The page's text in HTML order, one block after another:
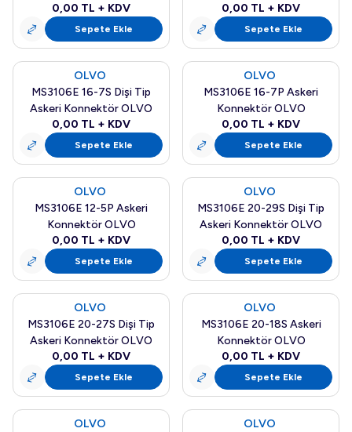
0,00 TL + KDV
Sepete Ekle
0,00 TL + KDV
Sepete Ekle
OLVO
MS3106E 16-7S Dişi Tip
Askeri Konnektör OLVO
0,00 TL + KDV
Sepete Ekle
OLVO
MS3106E 16-7P Askeri
Konnektör OLVO
0,00 TL + KDV
Sepete Ekle
OLVO
MS3106E 12-5P Askeri
Konnektör OLVO
0,00 TL + KDV
Sepete Ekle
OLVO
MS3106E 20-29S Dişi Tip
Askeri Konnektör OLVO
0,00 TL + KDV
Sepete Ekle
OLVO
MS3106E 20-27S Dişi Tip
Askeri Konnektör OLVO
0,00 TL + KDV
Sepete Ekle
OLVO
MS3106E 20-18S Askeri
Konnektör OLVO
0,00 TL + KDV
Sepete Ekle
OLVO
OLVO